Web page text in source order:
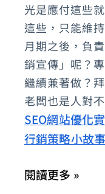
光是應付這些
這些，只能維
月期之後，負
銷宣傳」呢？
繼續兼著做？
老闆也是人對不
SEO網站優化
行銷策略小故事
小
故
事-
我
們
與
餓
的
距
離
閱讀更多 »